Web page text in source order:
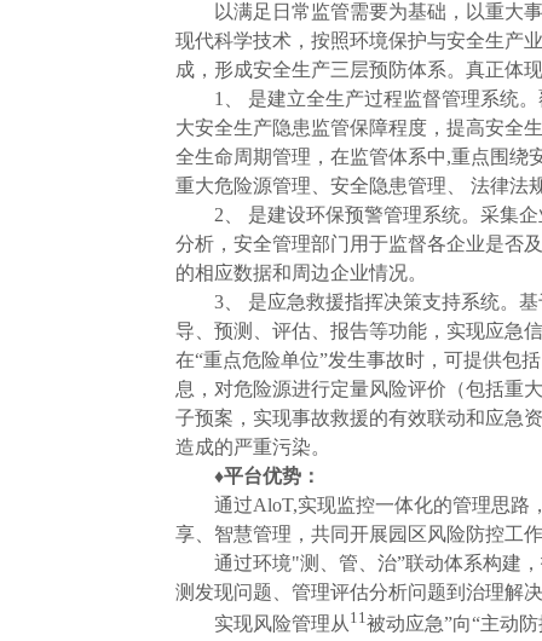
以满足日常监管需要为基础，以重大
现代科学技术，按照环境保护与安全生产
成，形成安全生产三层预防体系。真正体
1
、 是建立全生产过程监督管理系统
大安全生产隐患监管保障程度，提高安全
全生命周期管理，在监管体系中,重点围绕
重大危险源管理、安全隐患管理、 法律法
2 、 是建设环保预警管理系统。采集
分析，安全管理部门用于监督各企业是否
的相应数据和周边企业情况。
3 、 是应急救援指挥决策支持系统。
导、预测、评估、报告等功能，实现应急
在“重点危险单位”发生事故时，可提供包
息，对危险源进行定量风险评价（包括重
子预案，实现事故救援的有效联动和应急
造成的严重污染。
♦平台优势：
通过AloT,实现监控一体化的管理思路
享、智慧管理，共同开展园区风险防控工
通过环境"测、管、治”联动体系构建
测发现问题、管理评估分析问题到治理解
实现风险管理从 11被动应急”向“主动